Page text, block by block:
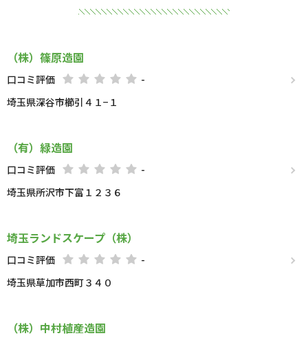
（株）篠原造園
口コミ評価
-
埼玉県深谷市櫛引４１−１
（有）緑造園
口コミ評価
-
埼玉県所沢市下富１２３６
埼玉ランドスケープ（株）
口コミ評価
-
埼玉県草加市西町３４０
（株）中村植産造園